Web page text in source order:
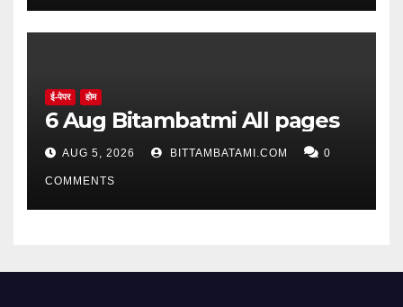
ई-पेपर होम
6 Aug Bitambatmi All pages
AUG 5, 2026 BITTAMBATAMI.COM 0
COMMENTS